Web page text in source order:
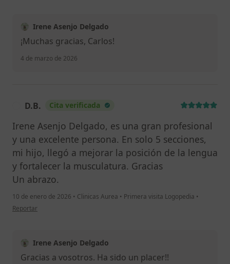
Irene Asenjo Delgado
¡Muchas gracias, Carlos!
4 de marzo de 2026
D.B. Cita verificada
Irene Asenjo Delgado, es una gran profesional
y una excelente persona. En solo 5 secciones,
mi hijo, llegó a mejorar la posición de la lengua
y fortalecer la musculatura. Gracias
Un abrazo.
10 de enero de 2026 • Clinicas Aurea • Primera visita Logopedia •
en opinión del usuario D.B.
Reportar
Irene Asenjo Delgado
Gracias a vosotros. Ha sido un placer!!